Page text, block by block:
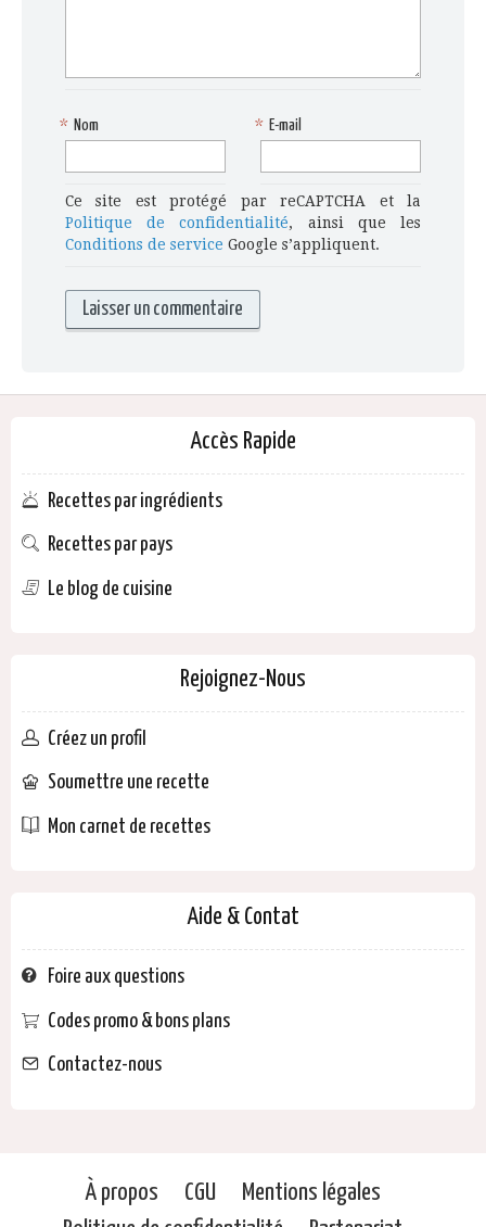
Nom
* E-mail
*
Ce site est protégé par reCAPTCHA et la
Politique de confidentialité, ainsi que les
Conditions de service Google s’appliquent.
Accès Rapide
Recettes par ingrédients
Recettes par pays
Le blog de cuisine
Rejoignez-Nous
Créez un profil
Soumettre une recette
Mon carnet de recettes
Aide & Contat
Foire aux questions
Codes promo & bons plans
Contactez-nous
À propos CGU
Mentions légales